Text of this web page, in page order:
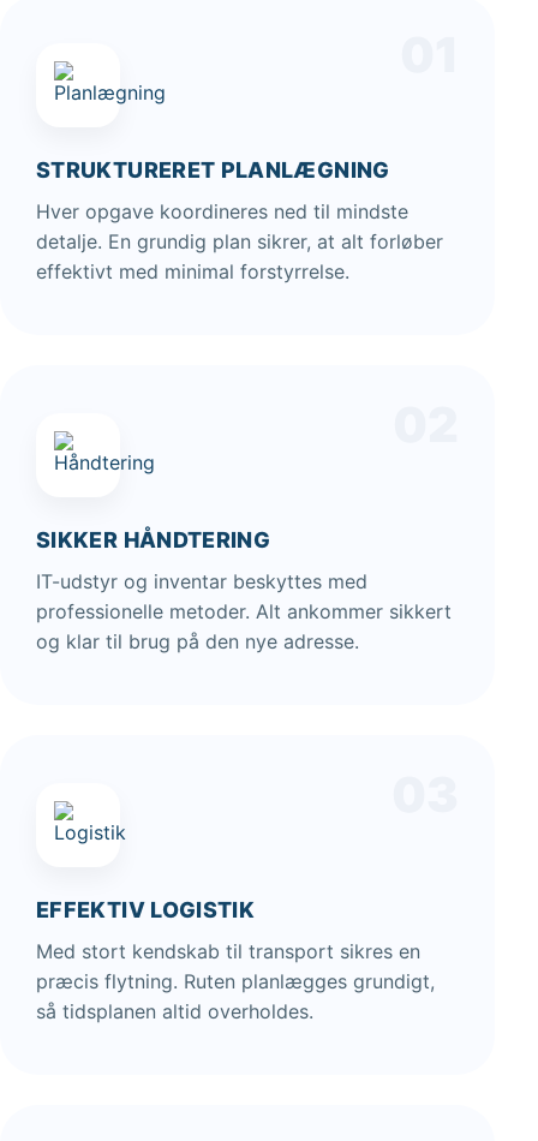
STRUKTURERET PLANLÆGNING
Hver opgave koordineres ned til mindste
detalje. En grundig plan sikrer, at alt forløber
effektivt med minimal forstyrrelse.
SIKKER HÅNDTERING
IT-udstyr og inventar beskyttes med
professionelle metoder. Alt ankommer sikkert
og klar til brug på den nye adresse.
EFFEKTIV LOGISTIK
Med stort kendskab til transport sikres en
præcis flytning. Ruten planlægges grundigt,
så tidsplanen altid overholdes.